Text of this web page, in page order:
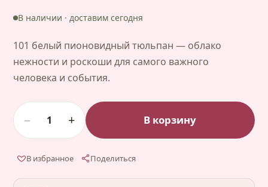
В наличии · доставим сегодня
101 белый пионовидный тюльпан — облако
нежности и роскоши для самого важного
человека и события.
− 1 + В корзину
В избранное Поделиться